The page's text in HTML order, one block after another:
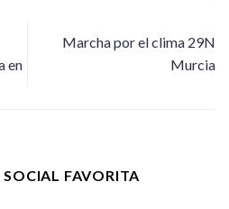
en
Marcha por el clima 29N
Murcia
SOCIAL FAVORITA